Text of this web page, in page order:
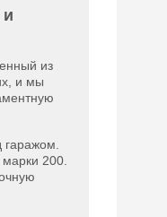
из
и мы
гаражом.
200.